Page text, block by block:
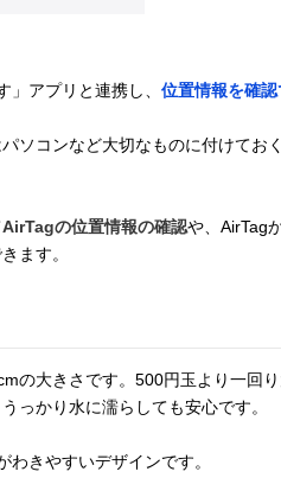
アプリと連携し、 位置情報を確
ソコンなど大切なものに付けてお
AirTagの位置情報の確認や、AirTag
ます。
の大きさです。500円玉より一回
っかり水に濡らしても安心です。
きやすいデザインです。